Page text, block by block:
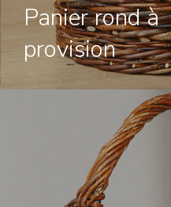
Panier rond à
provision